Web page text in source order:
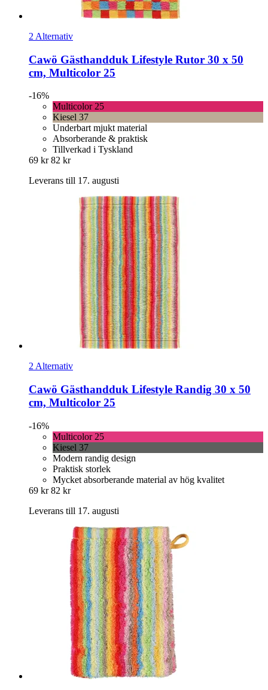
2 Alternativ
Cawö Gästhandduk Lifestyle Rutor 30 x 50
cm, Multicolor 25
-16%
Multicolor 25
Kiesel 37
Underbart mjukt material
Absorberande & praktisk
Tillverkad i Tyskland
69 kr 82 kr
Leverans till 17. augusti
2 Alternativ
Cawö Gästhandduk Lifestyle Randig 30 x 50
cm, Multicolor 25
-16%
Multicolor 25
Kiesel 37
Modern randig design
Praktisk storlek
Mycket absorberande material av hög kvalitet
69 kr 82 kr
Leverans till 17. augusti